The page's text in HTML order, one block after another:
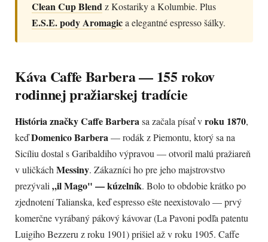
Clean Cup Blendz Kostariky a Kolumbie. Plus
E.S.E. pody Aromagica elegantné espresso šálky.
Káva Caffe Barbera — 155 rokov
rodinnej pražiarskej tradície
História značky Caffe Barberasa začala písať vroku 1870,
keďDomenico Barbera— rodák z Piemontu, ktorý sa na
Sicíliu dostal s Garibaldiho výpravou — otvoril malú pražiareň
v uličkách Messiny. Zákazníci ho pre jeho majstrovstvo
prezývali „il Mago" — kúzelník. Bolo to obdobie krátko po
zjednotení Talianska, keď espresso ešte neexistovalo — prvý
komerčne vyrábaný pákový kávovar (La Pavoni podľa patentu
Luigiho Bezzeru z roku 1901) prišiel až v roku 1905. Caffe